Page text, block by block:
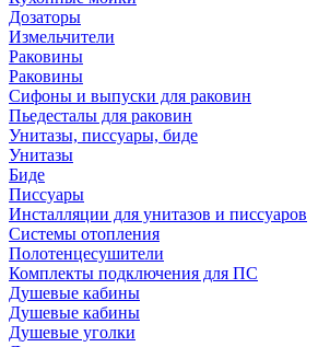
Дозаторы
Измельчители
Раковины
Раковины
Сифоны и выпуски для раковин
Пьедесталы для раковин
Унитазы, писсуары, биде
Унитазы
Биде
Писсуары
Инсталляции для унитазов и писсуаров
Системы отопления
Полотенцесушители
Комплекты подключения для ПС
Душевые кабины
Душевые кабины
Душевые уголки